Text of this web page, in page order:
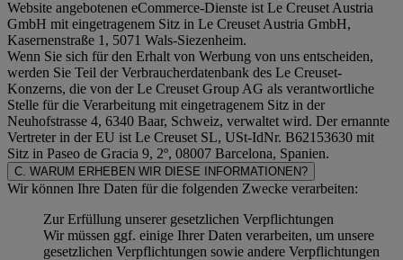
Website angebotenen eCommerce-Dienste ist Le Creuset Austria
GmbH mit eingetragenem Sitz in Le Creuset Austria GmbH,
Kasernenstraße 1, 5071 Wals-Siezenheim.
Wenn Sie sich für den Erhalt von Werbung von uns entscheiden,
werden Sie Teil der Verbraucherdatenbank des Le Creuset-
Konzerns, die von der Le Creuset Group AG als verantwortliche
Stelle für die Verarbeitung mit eingetragenem Sitz in der
Neuhofstrasse 4, 6340 Baar, Schweiz, verwaltet wird. Der ernannte
Vertreter in der EU ist Le Creuset SL, USt-IdNr. B62153630 mit
Sitz in Paseo de Gracia 9, 2º, 08007 Barcelona, Spanien.
C. WARUM ERHEBEN WIR DIESE INFORMATIONEN?
Wir können Ihre Daten für die folgenden Zwecke verarbeiten:
Zur Erfüllung unserer gesetzlichen Verpflichtungen
Wir müssen ggf. einige Ihrer Daten verarbeiten, um unsere
gesetzlichen Verpflichtungen sowie andere Verpflichtungen